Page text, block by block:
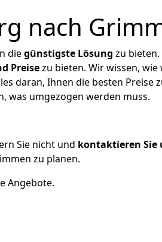
nach
diegünstigste Lösung zu
Preisezu bieten. Wir wissen, wie
daran, Ihnen die besten Preise
was umgezogen werden muss.
Sie nicht und kontaktieren Sie
zu planen.
Angebote.